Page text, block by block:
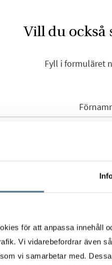
för att anpassa innehåll
Vi vidarebefordrar även
vi samarbetar med.
Vill du också
Fyll i formuläret